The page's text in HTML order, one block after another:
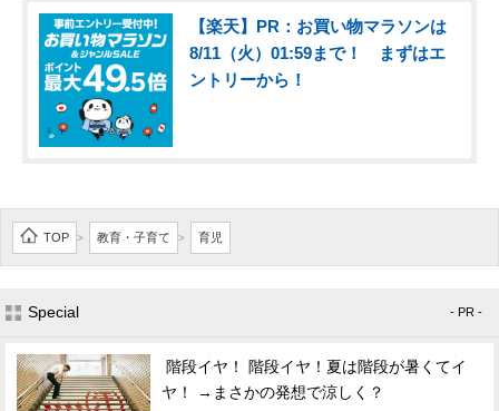
メディア
注目記事を集めた総合ページ
ITの今と未来を見通す
スマホと通信の最新トレンド
好きが集まる 比べて選べる
企業ITのトレンドを詳説
【楽天】PR：お買い物マラソンは
8/11（火）01:59まで！ まずはエ
ントリーから！
TOP > 教育・子育て > 育児
Special - PR -
階段イヤ！ 階段イヤ！夏は階段が暑くてイ
ヤ！ →まさかの発想で涼しく？